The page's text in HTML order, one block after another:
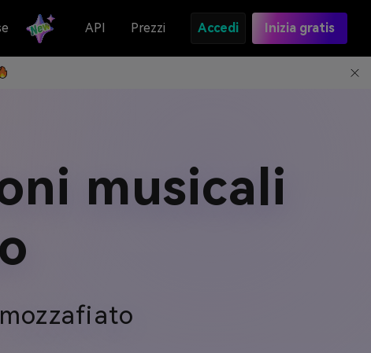
API Prezzi Accedi Inizia gratis
musicali